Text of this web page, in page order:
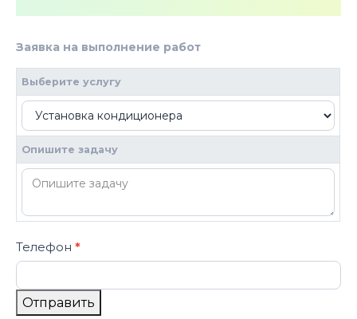
2
Заявка на выполнение работ
Выберите услугу
Опишите задачу
Телефон *
Отправить
Если вы
человек,
оставьте
это поле
пустым.